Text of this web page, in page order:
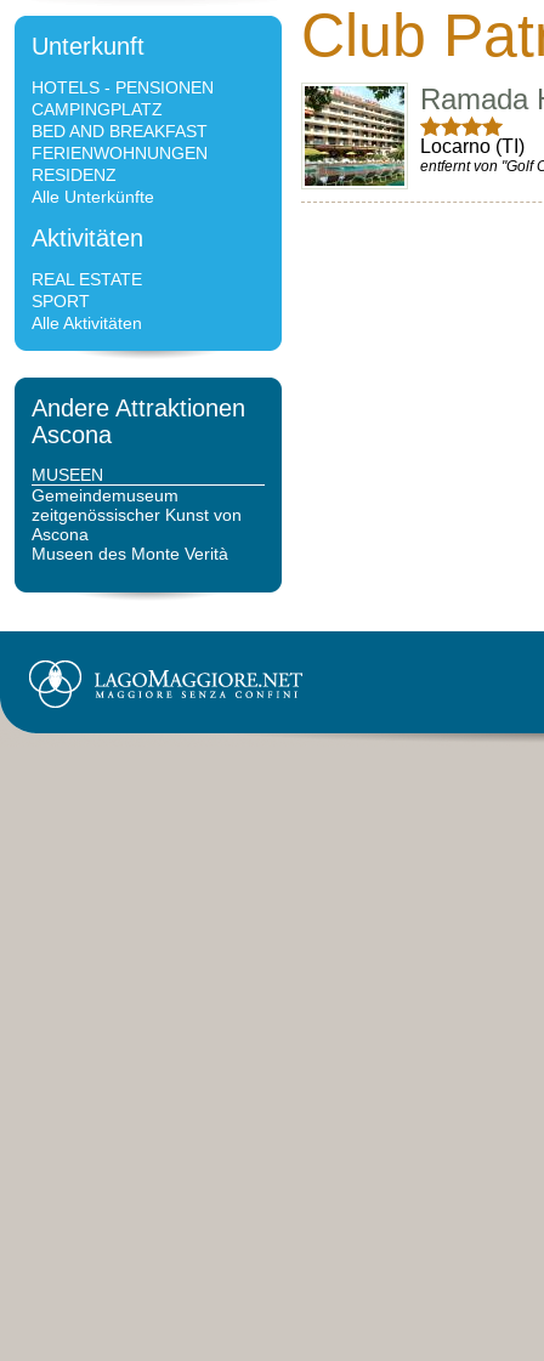
Unterkunft
HOTELS - PENSIONEN
CAMPINGPLATZ
BED AND BREAKFAST
FERIENWOHNUNGEN
RESIDENZ
Alle Unterkünfte
Aktivitäten
REAL ESTATE
SPORT
Alle Aktivitäten
Andere Attraktionen
Ascona
MUSEEN
Gemeindemuseum
zeitgenössischer Kunst von
Ascona
Museen des Monte Verità
Club
Ramada
Locarno (TI)
entfernt von "Golf